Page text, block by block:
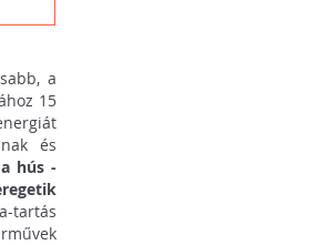
a
15
és
hús -
tartás